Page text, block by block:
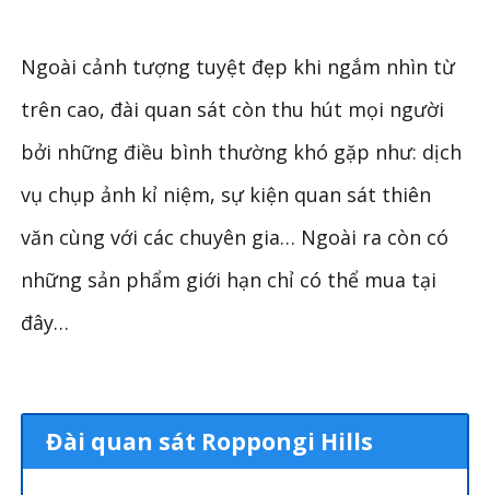
Ngoài cảnh tượng tuyệt đẹp khi ngắm nhìn từ
trên cao, đài quan sát còn thu hút mọi người
bởi những điều bình thường khó gặp như: dịch
vụ chụp ảnh kỉ niệm, sự kiện quan sát thiên
văn cùng với các chuyên gia… Ngoài ra còn có
những sản phẩm giới hạn chỉ có thể mua tại
đây…
Đài quan sát Roppongi Hills